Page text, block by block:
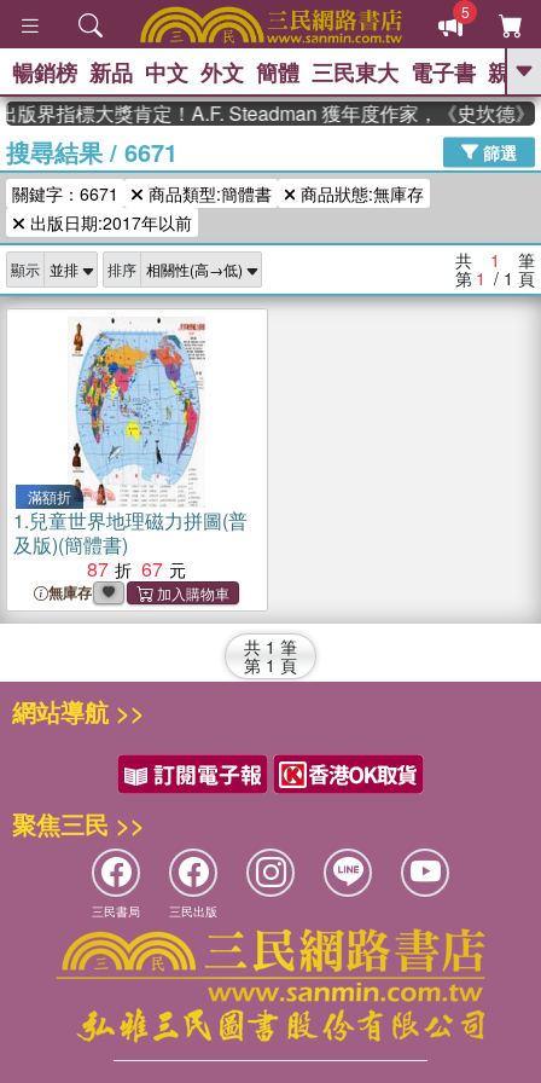
5
GO
The Odyssey 、
父親節 、 如果歷史是一群喵 、 暑期
推薦
、 國際布克獎 臺灣漫遊錄
孩：黎曼猜想 、 偉大的迷走神經
暢銷榜 新品 中文 外文 簡體 三民東大 電子書 親子
版界指標大獎肯定！A.F. Steadman 獲年度作家，《史坎德》
搜尋結果/ 6671
篩選
關鍵字：6671
商品類型:簡體書
商品狀態:無庫存
出版日期:2017年以前
顯示 排序 共 1 筆
第 1 / 1 頁
滿額折
1.兒童世界地理磁力拼圖(普
及版)(簡體書)
87
67
無庫存
共 1 筆
第 1 頁
網站導航 >>
聚焦三民 >>
三民書局 三民出版